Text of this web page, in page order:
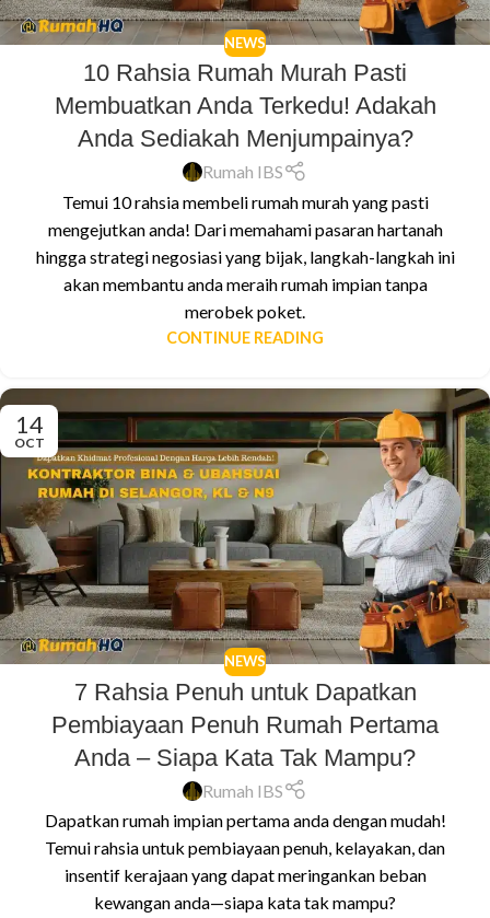
NEWS
10 Rahsia Rumah Murah Pasti
Membuatkan Anda Terkedu! Adakah
Anda Sediakah Menjumpainya?
Rumah IBS
Temui 10 rahsia membeli rumah murah yang pasti
mengejutkan anda! Dari memahami pasaran hartanah
hingga strategi negosiasi yang bijak, langkah-langkah ini
akan membantu anda meraih rumah impian tanpa
merobek poket.
CONTINUE READING
14
OCT
NEWS
7 Rahsia Penuh untuk Dapatkan
Pembiayaan Penuh Rumah Pertama
Anda – Siapa Kata Tak Mampu?
Rumah IBS
Dapatkan rumah impian pertama anda dengan mudah!
Temui rahsia untuk pembiayaan penuh, kelayakan, dan
insentif kerajaan yang dapat meringankan beban
kewangan anda—siapa kata tak mampu?